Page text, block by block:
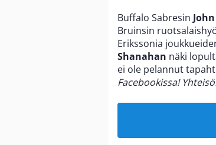
Buffalo Sabresin
Bruinsin
Erikssonia
Shanahan näki
ei ole pelannut
Facebookissa!